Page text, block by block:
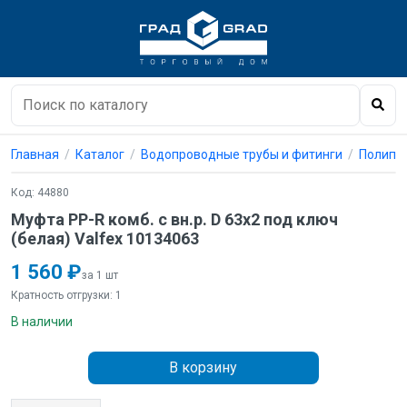
Главная Каталог Водопроводные трубы и фитинги
Код: 44880
Муфта PP-R комб. с вн.р. D 63х2 под ключ
(белая) Valfex 10134063
1 560 ₽за 1 шт
Кратность отгрузки: 1
В наличии
В корзину